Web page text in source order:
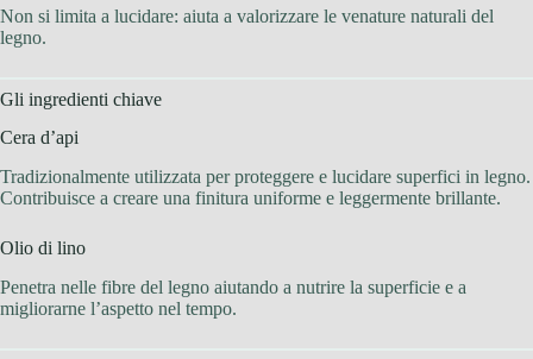
Non si limita a lucidare: aiuta a valorizzare le venature naturali del
legno.
Gli ingredienti chiave
Cera d’api
Tradizionalmente utilizzata per proteggere e lucidare superfici in legno.
Contribuisce a creare una finitura uniforme e leggermente brillante.
Olio di lino
Penetra nelle fibre del legno aiutando a nutrire la superficie e a
migliorarne l’aspetto nel tempo.